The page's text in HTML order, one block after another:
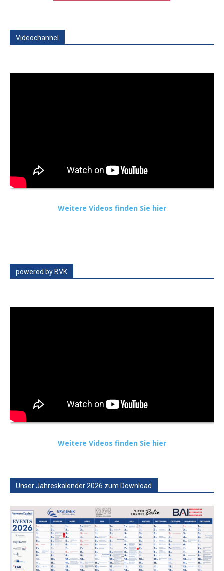
Videochannel
Weitere Videos finden Sie hier
powered by BVK
Weitere Videos finden Sie hier
Unser Jahreskalender 2026 zum Download